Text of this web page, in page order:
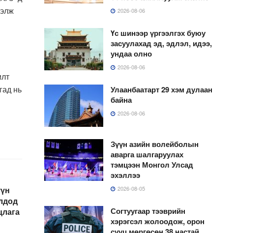
нь
2026-08-06
Үс шинээр үргээлгэх буюу
засуулахад эд, эдлэл, идээ,
ундаа олно
2026-08-06
Улаанбаатарт 29 хэм дулаан
байна
2026-08-06
Зүүн азийн волейболын
аварга шалгаруулах
тэмцээн Монгол Улсад
эхэллээ
2026-08-05
Согтуугаар тээврийн
хэрэгсэл жолоодож, орон